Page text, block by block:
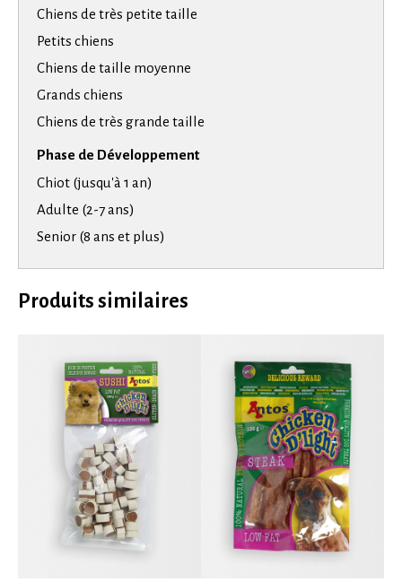
Chiens de très petite taille
Petits chiens
Chiens de taille moyenne
Grands chiens
Chiens de très grande taille
Phase de Développement
Chiot (jusqu'à 1 an)
Adulte (2-7 ans)
Senior (8 ans et plus)
Produits similaires